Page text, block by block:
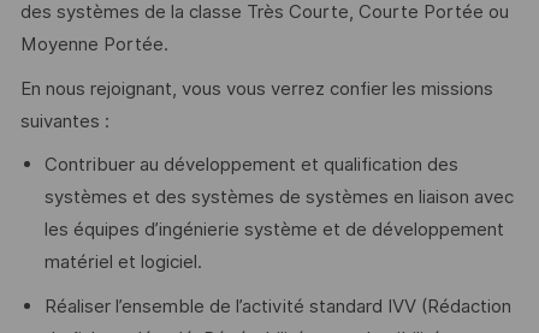
des systèmes de la classe Très Courte, Courte Portée ou
Moyenne Portée.
En nous rejoignant, vous vous verrez confier les missions
suivantes :
Contribuer au développement et qualification des
systèmes et des systèmes de systèmes en liaison avec
les équipes d’ingénierie système et de développement
matériel et logiciel.
Réaliser l’ensemble de l’activité standard IVV (Rédaction